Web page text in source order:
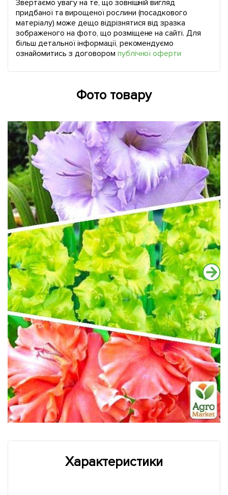
Звертаємо увагу на те, що зовнішній вигляд
придбаної та вирощеної рослини (посадкового
матеріалу) може дещо відрізнятися від зразка
зображеного на фото, що розміщене на сайті. Для
більш детальної інформації, рекомендуємо
ознайомитись з договором публічної оферти
Фото товару
Характеристики